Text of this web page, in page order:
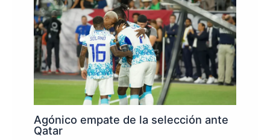
Agónico empate de la selección ante
Qatar